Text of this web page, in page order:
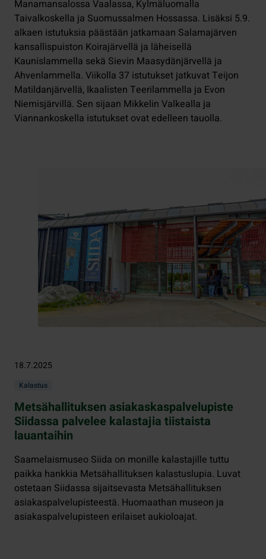
Manamansalossa Vaalassa, Kylmäluomalla
Taivalkoskella ja Suomussalmen Hossassa. Lisäksi 5.9.
alkaen istutuksia päästään jatkamaan Salamajärven
kansallispuiston Koirajärvellä ja läheisellä
Kaunislammella sekä Sievin Maasydänjärvellä ja
Ahvenlammella. Viikolla 37 istutukset jatkuvat Teijon
Matildanjärvellä, Ikaalisten Teerilammella ja Evon
Niemisjärvillä. Sen sijaan Mikkelin Valkealla ja
Viannankoskella istutukset ovat edelleen tauolla.
18.7.2025
Kalastus
Metsähallituksen asiakaskaspalvelupiste
Siidassa palvelee kalastajia tiistaista
lauantaihin
Saamelaismuseo Siida on monille kalastajille tuttu
paikka hankkia Metsähallituksen kalastuslupia. Luvat
ostetaan Siidassa sijaitsevasta Metsähallituksen
asiakaspalvelupisteestä. Huomaathan museon ja
asiakaspalvelupisteen erilaiset aukioloajat.